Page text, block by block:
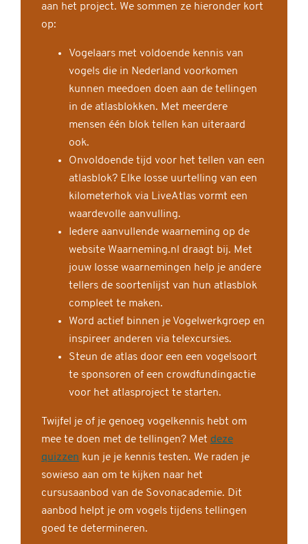
aan het project. We sommen ze hieronder kort
op:
Vogelaars met voldoende kennis van
vogels die in Nederland voorkomen
kunnen meedoen doen aan de tellingen
in de atlasblokken. Met meerdere
mensen één blok tellen kan uiteraard
ook.
Onvoldoende tijd voor het tellen van een
atlasblok? Elke losse uurtelling van een
kilometerhok via LiveAtlas vormt een
waardevolle aanvulling.
Iedere aanvullende waarneming op de
website Waarneming.nl draagt bij. Met
jouw losse waarnemingen help je andere
tellers de soortenlijst van hun atlasblok
compleet te maken.
Word actief binnen je Vogelwerkgroep en
inspireer anderen via telexcursies.
Steun de atlas door een een vogelsoort
te sponsoren of een crowdfundingactie
voor het atlasproject te starten.
Twijfel je of je genoeg vogelkennis hebt om
mee te doen met de tellingen? Met deze
quizzen kun je je kennis testen. We raden je
sowieso aan om te kijken naar het
cursusaanbod van de Sovonacademie. Dit
aanbod helpt je om vogels tijdens tellingen
goed te determineren.